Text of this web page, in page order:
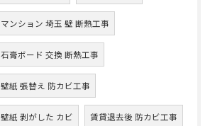
マンション 埼玉 壁 断熱工事
石膏ボード 交換 断熱工事
壁紙 張替え 防カビ工事
壁紙 剥がした カビ 賃貸退去後 防カビ工事